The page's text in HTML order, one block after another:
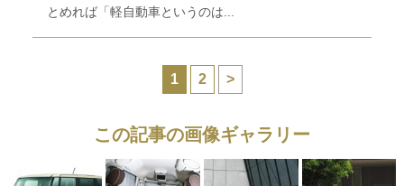
とめれば「軽自動車というのは...
1 2 >
この記事の画像ギャラリー